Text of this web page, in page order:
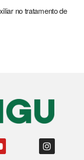
no tratamento de